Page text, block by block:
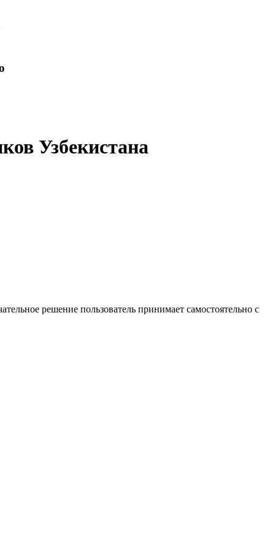
Узбекистана
решение пользователь принимает самостоятельно с